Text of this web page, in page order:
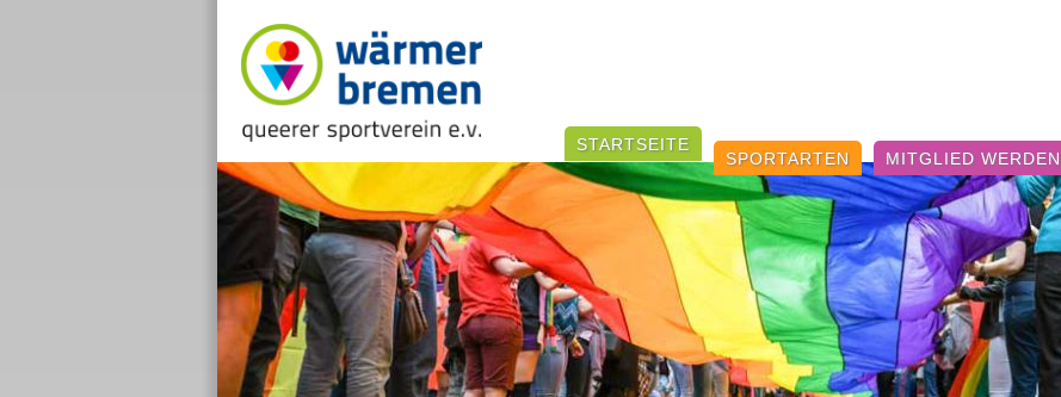
Navigation
überspringen
STARTSEITE
SPORTARTEN MITGLIED WERDEN